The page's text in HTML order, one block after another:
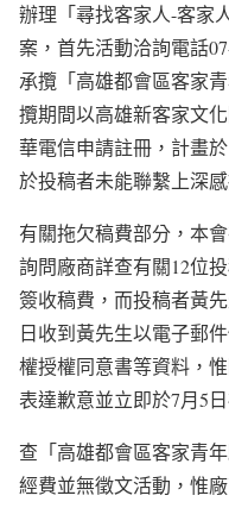
辦理「尋找客家人-客家
案，首先活動洽詢電話
承攬「高雄都會區客家
攬期間以高雄新客家文
華電信申請註冊，計畫
於投稿者未能聯繫上深感
有關拖欠稿費部分，本
詢問廠商詳查有關12位
簽收稿費，而投稿者黃
日收到黃先生以電子郵
權授權同意書等資料，
表達歉意並立即於7月5
查「高雄都會區客家青
經費並無徵文活動，惟